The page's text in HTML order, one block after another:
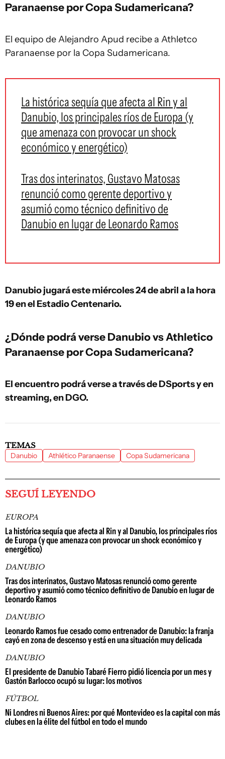
Paranaense por Copa Sudamericana?
El equipo de Alejandro Apud recibe a Athletco
Paranaense por la Copa Sudamericana.
La histórica sequía que afecta al Rin y al
Danubio, los principales ríos de Europa (y
que amenaza con provocar un shock
económico y energético)
Tras dos interinatos, Gustavo Matosas
renunció como gerente deportivo y
asumió como técnico definitivo de
Danubio en lugar de Leonardo Ramos
Danubio jugará este miércoles 24 de abril a la hora
19 en el Estadio Centenario.
¿Dónde podrá verse Danubio vs Athletico
Paranaense por Copa Sudamericana?
El encuentro podrá verse a través de DSports y en
streaming, en DGO.
TEMAS
Danubio Athlético Paranaense Copa Sudamericana
SEGUÍ LEYENDO
EUROPA
La histórica sequía que afecta al Rin y al Danubio, los principales ríos
de Europa (y que amenaza con provocar un shock económico y
energético)
DANUBIO
Tras dos interinatos, Gustavo Matosas renunció como gerente
deportivo y asumió como técnico definitivo de Danubio en lugar de
Leonardo Ramos
DANUBIO
Leonardo Ramos fue cesado como entrenador de Danubio: la franja
cayó en zona de descenso y está en una situación muy delicada
DANUBIO
El presidente de Danubio Tabaré Fierro pidió licencia por un mes y
Gastón Barlocco ocupó su lugar: los motivos
FÚTBOL
Ni Londres ni Buenos Aires: por qué Montevideo es la capital con más
clubes en la élite del fútbol en todo el mundo